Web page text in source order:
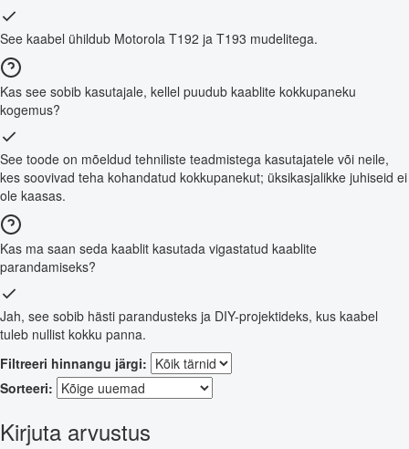
See kaabel ühildub Motorola T192 ja T193 mudelitega.
Kas see sobib kasutajale, kellel puudub kaablite kokkupaneku
kogemus?
See toode on mõeldud tehniliste teadmistega kasutajatele või neile,
kes soovivad teha kohandatud kokkupanekut; üksikasjalikke juhiseid ei
ole kaasas.
Kas ma saan seda kaablit kasutada vigastatud kaablite
parandamiseks?
Jah, see sobib hästi parandusteks ja DIY-projektideks, kus kaabel
tuleb nullist kokku panna.
Filtreeri hinnangu järgi:
Sorteeri:
Kirjuta arvustus